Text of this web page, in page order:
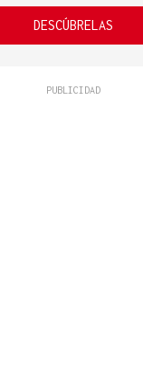
DESCÚBRELAS